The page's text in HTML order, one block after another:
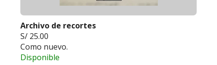
Archivo de recortes
S/ 25.00
Como nuevo.
Disponible